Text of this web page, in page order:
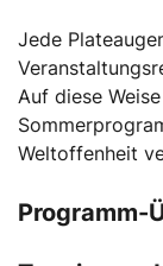
Jede
Auf diese
Weltoffenheit
Programm-